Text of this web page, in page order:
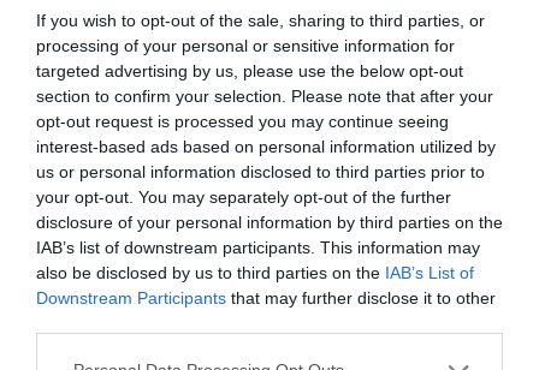
If you wish to opt-out of the sale, sharing to third parties, or
processing of your personal or sensitive information for
targeted advertising by us, please use the below opt-out
section to confirm your selection. Please note that after your
opt-out request is processed you may continue seeing
interest-based ads based on personal information utilized by
us or personal information disclosed to third parties prior to
your opt-out. You may separately opt-out of the further
disclosure of your personal information by third parties on the
IAB’s list of downstream participants. This information may
also be disclosed by us to third parties on the IAB’s List of
Downstream Participants that may further disclose it to other
împreună în New York, în apartamentul actorului din
Manhattan. Recent, Gerard Butler a mers singur la o
petrecere şi s-a remarcat prin fidelitatea faţă de
româncă. De regulă, atunci când era singur sau
însoţit de prieteni, obişnuia să mai flirteze cu câte un
model sau o actriţă, însă nu a fost cazul de data
aceasta. “Gerard şi Mădălina sunt în continuare
împreună, dar au decis să nu se mai afişeze atât de